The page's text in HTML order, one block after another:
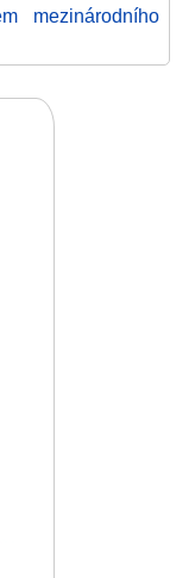
mezinárodního